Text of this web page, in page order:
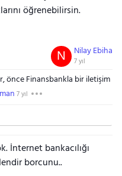
öğrenebilirsin.
Nilay Ebiha
7 yıl
N
önce Finansbankla bir iletişim
7 yıl
İnternet bankacılığı
borcunu..